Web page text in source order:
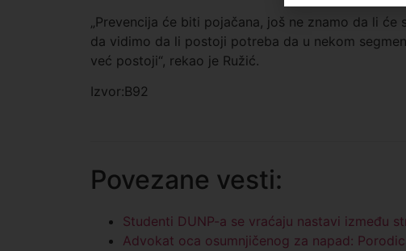
„Prevencija će biti pojačana, još ne znamo da li
da vidimo da li postoji potreba da u nekom
već postoji“, rekao je Ružić.
Izvor:B92
Povezane vesti:
Studenti DUNP-a se vraćaju nastavi između
Advokat oca osumnjičenog za napad: